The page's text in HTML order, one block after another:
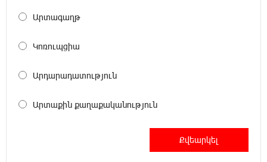
19:16:13 8-08-2026
ֆիքսված թոշակ․ ինչու է գործող
18:59:05 8-08-2026
պարունակությունը գրեթե ամբողջ շաբաթ
Արտագաղթ
Կոռուպցիա
Արդարադատություն
Արտաքին քաղաքականություն